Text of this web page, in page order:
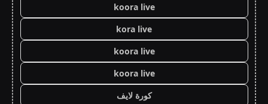
koora live
kora live
koora live
koora live
كورة لايف